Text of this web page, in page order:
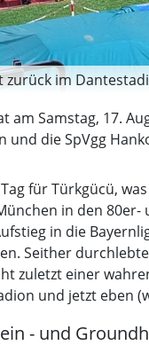
im
am Samstag, 17.
und die SpVgg
für Türkgücü,
in den
in die
Seither
zuletzt einer
und jetzt eben
- und